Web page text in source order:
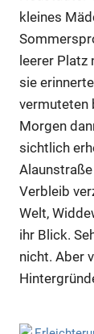
kleines
leerer Platz
sie
vermuteten
Morgen
sichtlich
Verbleib
Welt,
ihr Blick.
nicht. Aber